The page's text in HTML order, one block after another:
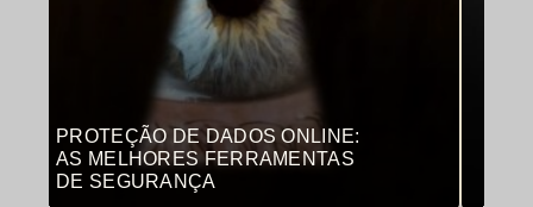
PROTEÇÃO DE DADOS ONLINE:
AS MELHORES FERRAMENTAS
DE SEGURANÇA